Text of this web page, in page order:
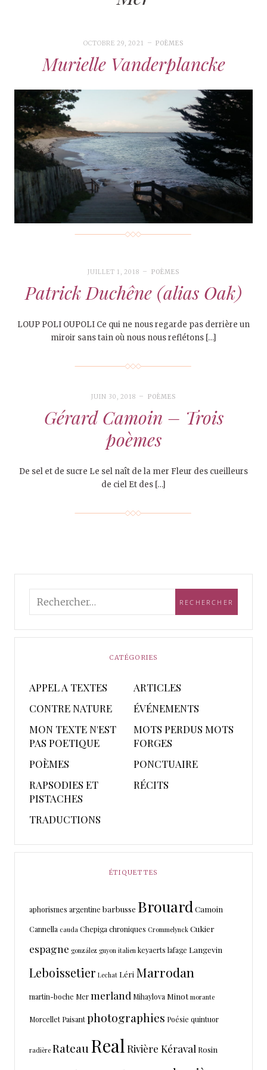
OCTOBRE 29, 2021 POÈMES
Murielle Vanderplancke
JUILLET 1, 2018 POÈMES
Patrick Duchêne (alias Oak)
LOUP POLI OUPOLI Ce qui ne nous regarde pas derrière un
miroir sans tain où nous nous reflétons […]
JUIN 30, 2018 POÈMES
Gérard Camoin – Trois
poèmes
De sel et de sucre Le sel naît de la mer Fleur des cueilleurs
de ciel Et des […]
CATÉGORIES
APPEL A TEXTES
ARTICLES
CONTRE NATURE
ÉVÉNEMENTS
MON TEXTE N'EST
PAS POETIQUE
MOTS PERDUS MOTS
FORGES
POÈMES
PONCTUAIRE
RAPSODIES ET
PISTACHES
RÉCITS
TRADUCTIONS
ÉTIQUETTES
aphorismes argentine barbusse Brouard Camoin
Cannella cauda Chepiga chroniques Crommelynck Cukier
espagne gonzález guyon italien keyaerts lafage Langevin
Leboissetier Lechat Léri Marrodan
martin-boche Mermerland Mihaylova Minot morante
Morcellet Paisantphotographies Poésie quintuor
radière Rateau Real Rivière Kéraval Rosin